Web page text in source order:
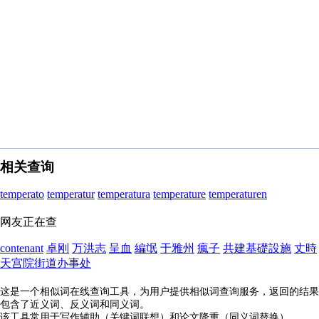
相关查询
temperato temperatur temperatura temperature temperaturen
网友正在查
contenant 卓刚 万洪志 呈血 編氓 于雅州 瘋子 共建基礎設施 丈時
天宫院街道办事处
这是一个相似词在线查询工具，为用户提供相似词查询服务，返回的结果
包含了近义词、反义词和同义词。